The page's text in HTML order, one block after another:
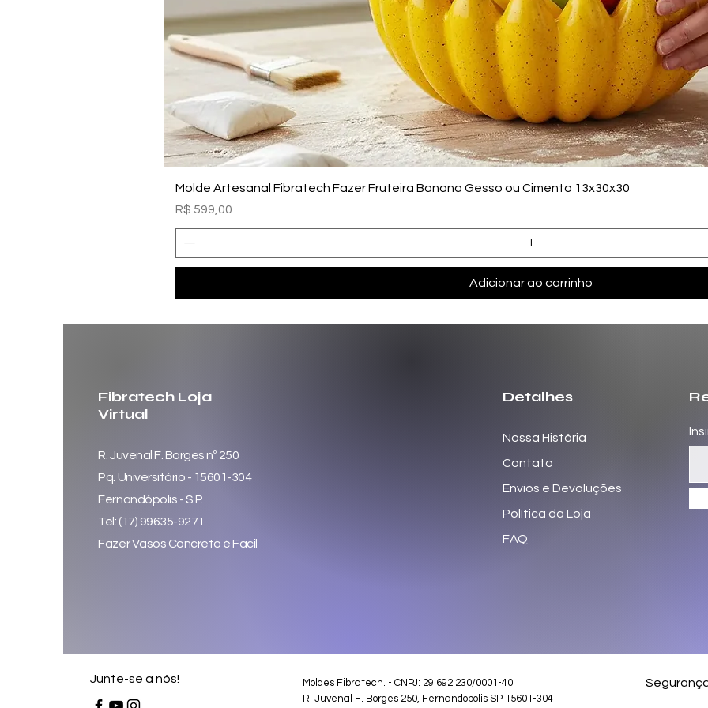
Visualização rápida
Molde Artesanal Fibratech Fazer Fruteira Banana Gesso ou Cimento 13x30x30
Preço
R$ 599,00
Adicionar ao carrinho
Fibratech Loja
Virtual
R. Juvenal F. Borges nº 250
Pq. Universitário - 15601-304
Fernandópolis - S.P.
Tel: (17) 99635-9271
Fazer Vasos Concreto é Fácil
Detalhes
Nossa História
Contato
Envios e Devoluções
Política da Loja
FAQ
Junte-se a nós! Moldes Fibratech . - CNPJ: 29.692.230/0001-40
R. Juvenal F. Borges 250, Fernandópolis SP 15601-304